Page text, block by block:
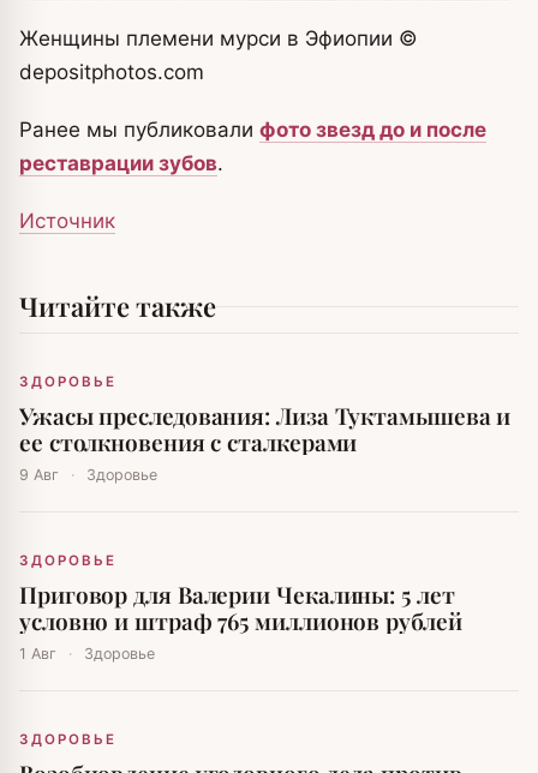
Женщины племени мурси в Эфиопии ©
depositphotos.com
Ранее мы публиковали фото звезд до и после
реставрации зубов.
Источник
Читайте также
ЗДОРОВЬЕ
Ужасы преследования: Лиза Туктамышева и
ее столкновения с сталкерами
9 Авг · Здоровье
ЗДОРОВЬЕ
Приговор для Валерии Чекалины: 5 лет
условно и штраф 765 миллионов рублей
1 Авг · Здоровье
ЗДОРОВЬЕ